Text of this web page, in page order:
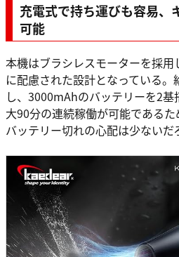
充電式で持ち運びも容易、
可能
本機はブラシレスモーターを採
に配慮された設計となっている
し、3000mAhのバッテリーを2
大90分の連続稼働が可能である
バッテリー切れの心配は少ないだ